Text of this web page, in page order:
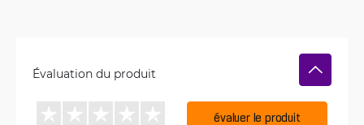
Évaluation du produit
évaluer le produit